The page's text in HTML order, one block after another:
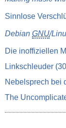
Sinnlose
Debian GNU/
Die inoffiziellen
Linkschleuder
Nebelsprech bei
The